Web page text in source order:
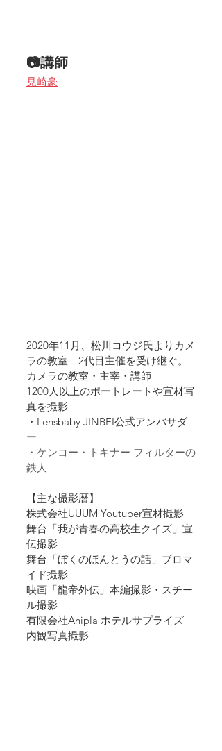
📷講師
見崎豪
2020年11月、松川コウジ氏よりカメ
ラの教室　2代目主催を受け継ぐ。
カメラの教室・主宰・講師
1200人以上のポートレートや宣材写
真を撮影
・Lensbaby JINBEI公式アンバサダ
ー
・ケンコー・トキナー フィルターの
鉄人
【主な撮影暦】
株式会社UUUM Youtuber宣材撮影
舞台「我が青春の高校生クイズ」宣
伝撮影
舞台「ぼくのほんとうの話」ブロマ
イド撮影
​映画「龍帝外伝」本編撮影・スチー
ル撮影
有限会社Anipla ホテルサプライズ
内観写真撮影